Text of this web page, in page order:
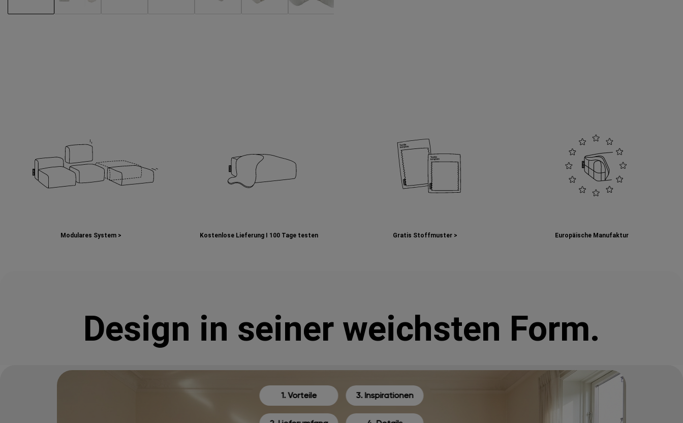
Modulares System > Kostenlose Lieferung I 100 Tage testen Gratis Stoffmuster > Europäische Manufaktur
Design in seiner weichsten Form.
1. Vorteile 3. Inspirationen